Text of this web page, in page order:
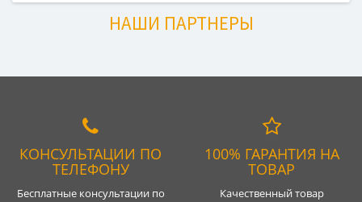
НАШИ ПАРТНЕРЫ
КОНСУЛЬТАЦИИ ПО
ТЕЛЕФОНУ
Бесплатные консультации по
100% ГАРАНТИЯ НА
ТОВАР
Качественный товар